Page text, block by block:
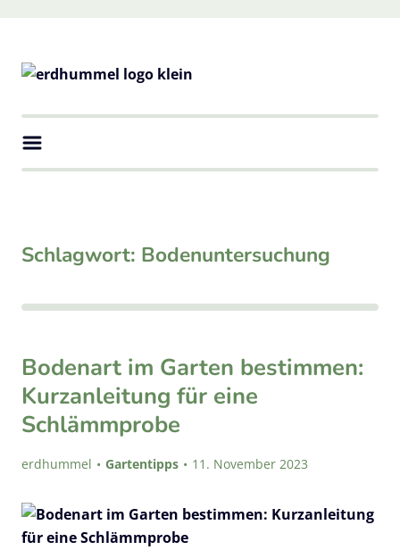
content
erdhummel
Schlagwort: Bodenuntersuchung
Bodenart im Garten bestimmen:
Kurzanleitung für eine
Schlämmprobe
erdhummel Gartentipps 11. November 2023